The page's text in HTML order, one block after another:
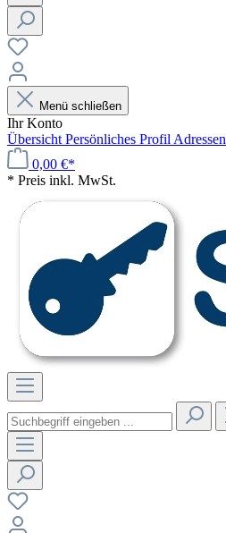
Menü schließen
Ihr Konto
Übersicht Persönliches Profil Adressen
0,00 €*
* Preis inkl. MwSt.